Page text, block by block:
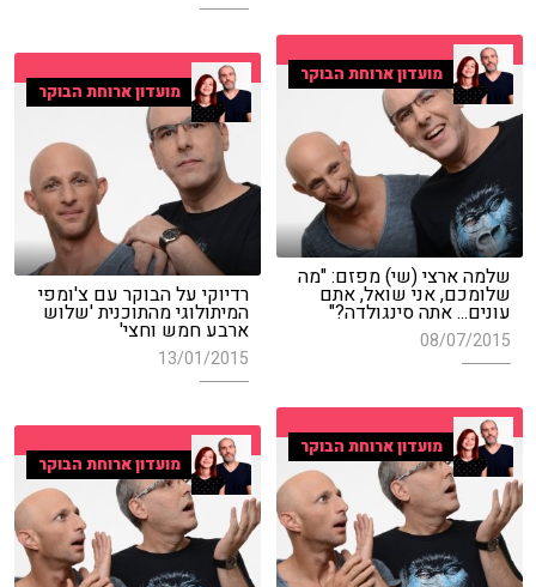
מועדון ארוחת הבוקר
שלמה ארצי (שי) מפזם: "מה
שלומכם, אני שואל, אתם
עונים... אתה סינגולדה?"
08/07/2015
מועדון ארוחת הבוקר
רדיוקי על הבוקר עם צ'ומפי
המיתולוגי מהתוכנית 'שלוש
ארבע חמש וחצי'
13/01/2015
מועדון ארוחת הבוקר
מועדון ארוחת הבוקר